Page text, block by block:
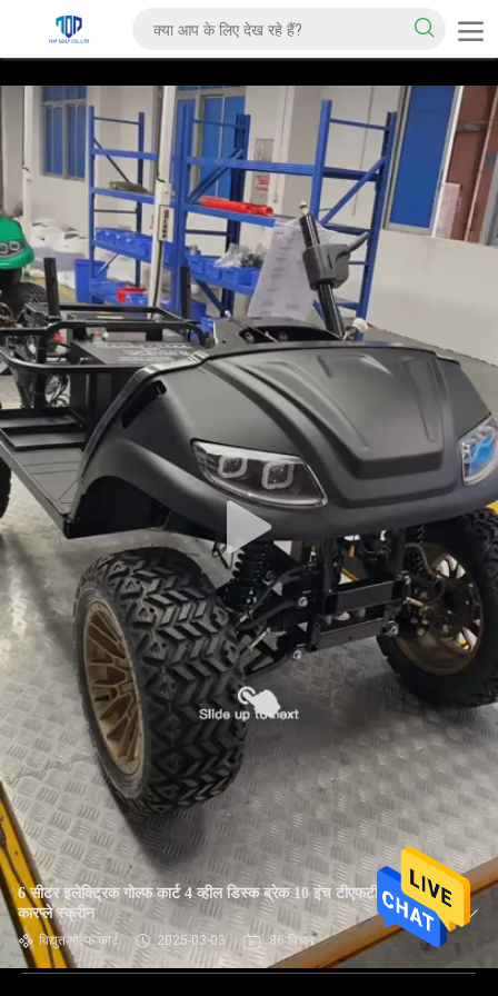
6 सीटर इलेक्ट्रिक गोल्फ कार्ट 4 व्हील डिस्क ब्रेक 10 इंच टीएफटी आईपी66
कारप्ले स्क्रीन
विद्युत गोल्फ कार्ट 2025-03-03 86 विचार